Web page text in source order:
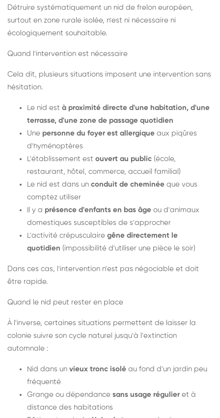
Détruire systématiquement un nid de frelon européen,
surtout en zone rurale isolée, n'est ni nécessaire ni
écologiquement souhaitable.
Quand l'intervention est nécessaire
Cela dit, plusieurs situations imposent une intervention sans
hésitation.
Le nid est à proximité directe d'une habitation, d'une
terrasse, d'une zone de passage quotidien
Une personne du foyer est allergique aux piqûres
d'hyménoptères
L'établissement est ouvert au public (école,
restaurant, hôtel, commerce, accueil familial)
Le nid est dans un conduit de cheminée que vous
comptez utiliser
Il y a présence d'enfants en bas âge ou d'animaux
domestiques susceptibles de s'approcher
L'activité crépusculaire gêne directement le
quotidien (impossibilité d'utiliser une pièce le soir)
Dans ces cas, l'intervention n'est pas négociable et doit
être rapide.
Quand le nid peut rester en place
À l'inverse, certaines situations permettent de laisser la
colonie suivre son cycle naturel jusqu'à l'extinction
automnale :
Nid dans un vieux tronc isolé au fond d'un jardin peu
fréquenté
Grange ou dépendance sans usage régulier et à
distance des habitations